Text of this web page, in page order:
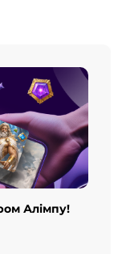
Алімпу!